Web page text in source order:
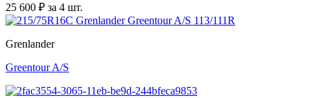
25 600 ₽ за 4 шт.
Grenlander
Greentour A/S